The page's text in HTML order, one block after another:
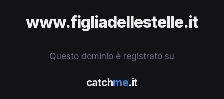
www.figliadellestelle.it
Questo dominio è registrato su
catchme.it